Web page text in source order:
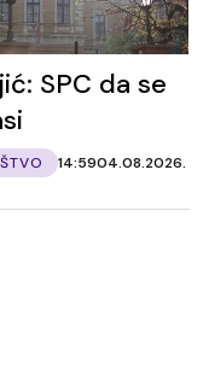
SPC da se
14:5904.08.2026.